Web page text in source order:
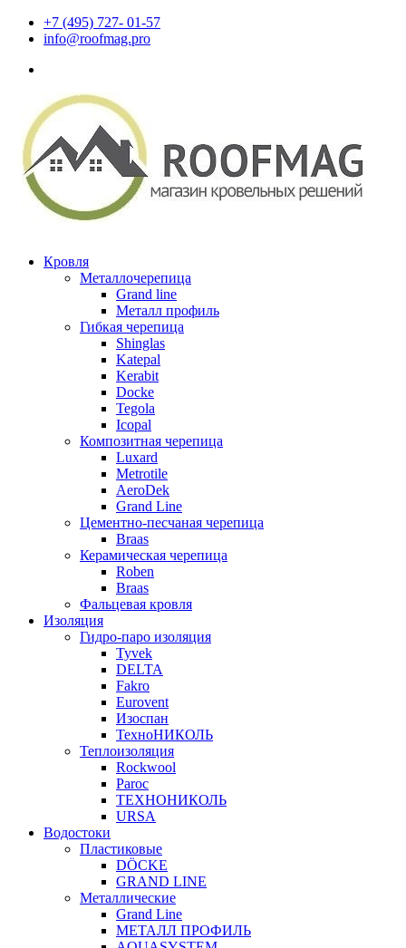
+7 (495) 727- 01-57
info@roofmag.pro
Кровля
Металлочерепица
Grand line
Металл профиль
Гибкая черепица
Shinglas
Katepal
Kerabit
Docke
Tegola
Icopal
Композитная черепица
Luxard
Metrotile
AeroDek
Grand Line
Цементно-песчаная черепица
Braas
Керамическая черепица
Roben
Braas
Фальцевая кровля
Изоляция
Гидро-паро изоляция
Tyvek
DELTA
Fakro
Eurovent
Изоспан
ТехноНИКОЛЬ
Теплоизоляция
Rockwool
Paroc
ТЕХНОНИКОЛЬ
URSA
Водостоки
Пластиковые
DÖCKE
GRAND LINE
Металлические
Grand Line
МЕТАЛЛ ПРОФИЛЬ